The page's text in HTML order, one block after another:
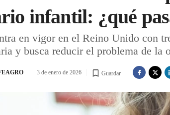
infantil: ¿qué
en vigor en el Reino Unido con
y busca reducir el problema de la
3 de enero de 2026 Guardar